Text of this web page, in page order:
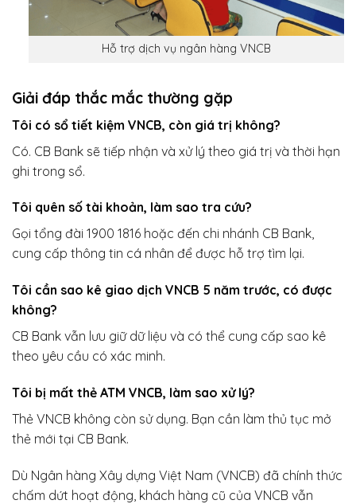
Hỗ trợ dịch vụ ngân hàng VNCB
Giải đáp thắc mắc thường gặp
Tôi có sổ tiết kiệm VNCB, còn giá trị không?
Có. CB Bank sẽ tiếp nhận và xử lý theo giá trị và thời hạn
ghi trong sổ.
Tôi quên số tài khoản, làm sao tra cứu?
Gọi tổng đài 1900 1816 hoặc đến chi nhánh CB Bank,
cung cấp thông tin cá nhân để được hỗ trợ tìm lại.
Tôi cần sao kê giao dịch VNCB 5 năm trước, có được
không?
CB Bank vẫn lưu giữ dữ liệu và có thể cung cấp sao kê
theo yêu cầu có xác minh.
Tôi bị mất thẻ ATM VNCB, làm sao xử lý?
Thẻ VNCB không còn sử dụng. Bạn cần làm thủ tục mở
thẻ mới tại CB Bank.
Dù Ngân hàng Xây dựng Việt Nam (VNCB) đã chính thức
chấm dứt hoạt động, khách hàng cũ của VNCB vẫn